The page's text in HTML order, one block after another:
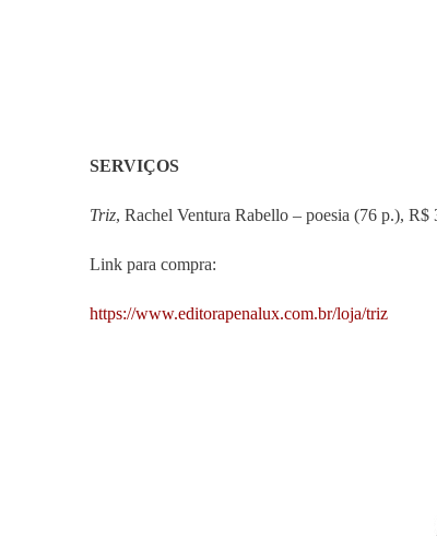
SERVIÇOS
Triz, Rachel Ventura Rabello – poesia (76 p.), R$
Link para compra:
https://www.editorapenalux.com.br/loja/triz